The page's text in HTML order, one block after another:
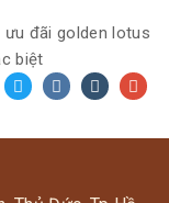
ưu đãi golden lotus
biệt